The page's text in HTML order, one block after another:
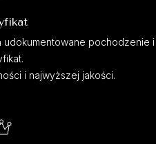
udokumentowane pochodzenie i
i najwyższej jakości.